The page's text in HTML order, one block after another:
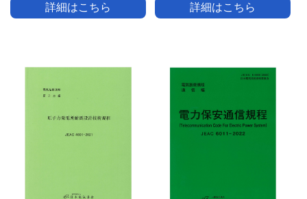
詳細はこちら 詳細はこちら